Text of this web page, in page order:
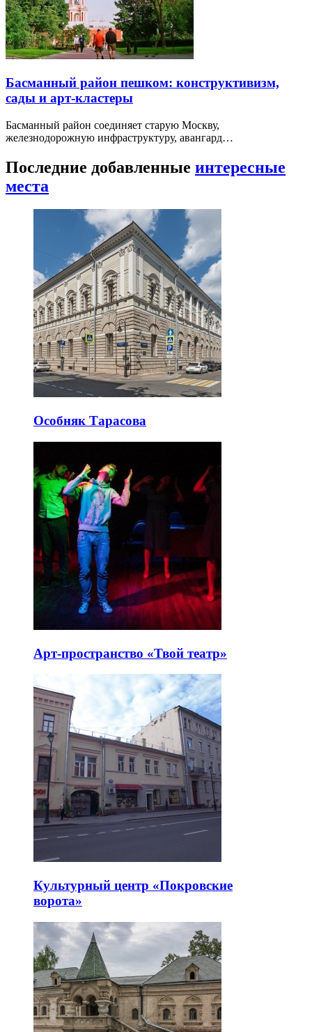
Басманный район пешком: конструктивизм,
сады и арт-кластеры
Басманный район соединяет старую Москву,
железнодорожную инфраструктуру, авангард…
Последние добавленные интересные
места
Особняк Тарасова
Арт-пространство «Твой театр»
Культурный центр «Покровские
ворота»